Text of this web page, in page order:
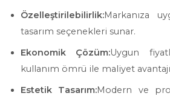
Özelleştirilebilirlik:Markanıza
tasarım seçenekleri sunar.
Ekonomik Çözüm:Uygun
kullanım ömrü ile maliyet
Estetik Tasarım:Modern ve